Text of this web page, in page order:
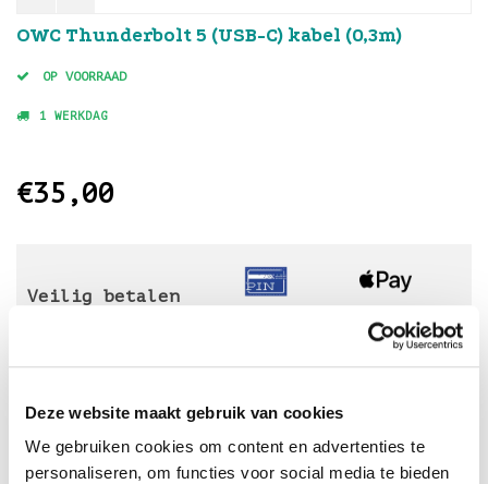
Deze website maakt gebruik van cookies
We gebruiken cookies om content en advertenties te
personaliseren, om functies voor social media te bieden
OWC Thunderbolt 5 (USB-C) kabel (0,3m)
OP VOORRAAD
1 WERKDAG
€35,00
Veilig betalen